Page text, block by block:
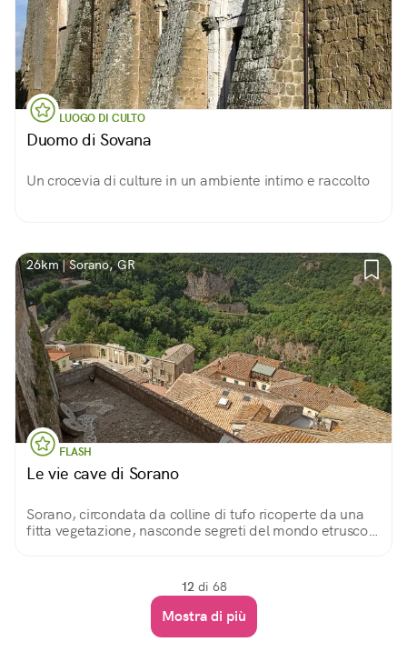
LUOGO DI CULTO
Duomo di Sovana
Un crocevia di culture in un ambiente intimo e raccolto
26km | Sorano, GR
FLASH
Le vie cave di Sorano
Sorano, circondata da colline di tufo ricoperte da una
fitta vegetazione, nasconde segreti del mondo etrusco,
12 di 68
Mostra di più